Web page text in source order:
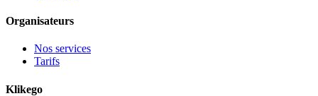
Organisateurs
Nos services
Tarifs
Klikego